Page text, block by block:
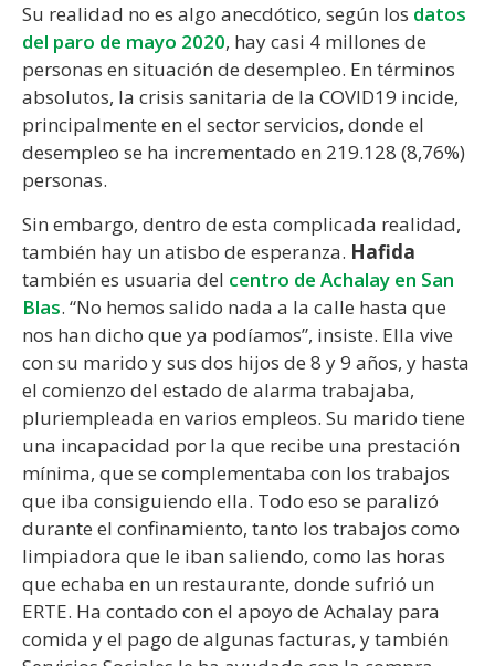
Su realidad no es algo anecdótico, según los datos
del paro de mayo 2020, hay casi 4 millones de
personas en situación de desempleo. En términos
absolutos, la crisis sanitaria de la COVID19 incide,
principalmente en el sector servicios, donde el
desempleo se ha incrementado en 219.128 (8,76%)
personas.
Sin embargo, dentro de esta complicada realidad,
también hay un atisbo de esperanza. Hafida
también es usuaria del centro de Achalay en San
Blas. “No hemos salido nada a la calle hasta que
nos han dicho que ya podíamos”, insiste. Ella vive
con su marido y sus dos hijos de 8 y 9 años, y hasta
el comienzo del estado de alarma trabajaba,
pluriempleada en varios empleos. Su marido tiene
una incapacidad por la que recibe una prestación
mínima, que se complementaba con los trabajos
que iba consiguiendo ella. Todo eso se paralizó
durante el confinamiento, tanto los trabajos como
limpiadora que le iban saliendo, como las horas
que echaba en un restaurante, donde sufrió un
ERTE. Ha contado con el apoyo de Achalay para
comida y el pago de algunas facturas, y también